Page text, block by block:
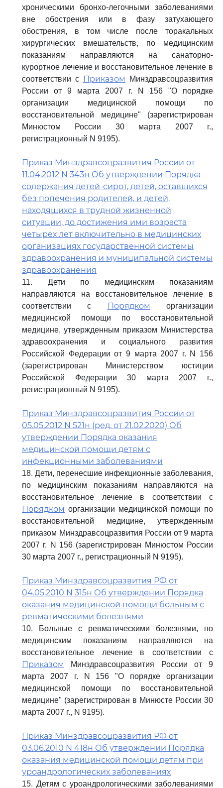
хроническими бронхо-легочными заболеваниями
вне обострения или в фазу затухающего
обострения, в том числе после торакальных
хирургических вмешательств, по медицинским
показаниям направляются на санаторно-
курортное лечение и восстановительное лечение в
соответствии с Приказом
Минздравсоцразвития
России от 9 марта 2007 г. N 156 "О порядке
организации медицинской помощи по
восстановительной медицине" (зарегистрирован
Минюстом России 30 марта 2007 г.,
регистрационный N 9195).
Приказ Минздравсоцразвития России от
11.04.2012 N 343н Об утверждении Порядка
содержания детей-сирот, детей, оставшихся
без попечения родителей, и детей,
находящихся в трудной жизненной
ситуации, до достижения ими возраста
четырех лет включительно в медицинских
организациях государственной системы
здравоохранения и муниципальной системы
здравоохранения
11. Дети по медицинским показаниям
направляются на восстановительное лечение в
соответствии с
Порядком организации
медицинской помощи по восстановительной
медицине, утвержденным приказом Министерства
здравоохранения и социального развития
Российской Федерации от 9 марта 2007 г. N 156
(зарегистрирован Министерством юстиции
Российской Федерации 30 марта 2007 г.,
регистрационный N 9195).
Приказ Минздравсоцразвития России от
05.05.2012 N 521н (ред. от 21.02.2020) Об
утверждении Порядка оказания
медицинской помощи детям с
инфекционными заболеваниями
18. Дети, перенесшие инфекционные заболевания,
по медицинским показаниям направляются на
восстановительное лечение в соответствии с
Порядком организации медицинской помощи по
восстановительной медицине, утвержденным
приказом Минздравсоцразвития России от 9 марта
2007 г. N 156 (зарегистрирован Минюстом России
30 марта 2007 г., регистрационный N 9195).
Приказ Минздравсоцразвития РФ от
04.05.2010 N 315н Об утверждении Порядка
оказания медицинской помощи больным с
ревматическими болезнями
10. Больные с ревматическими болезнями, по
медицинским показаниям направляются на
восстановительное лечение в соответствии с
Приказом
Минздравсоцразвития России от 9
марта 2007 г. N 156 "О порядке организации
медицинской помощи по восстановительной
медицине" (зарегистрирован в Минюсте России 30
марта 2007 г., N 9195).
Приказ Минздравсоцразвития РФ от
03.06.2010 N 418н Об утверждении Порядка
оказания медицинской помощи детям при
уроандрологических заболеваниях
15. Детям с уроандрологическими заболеваниями